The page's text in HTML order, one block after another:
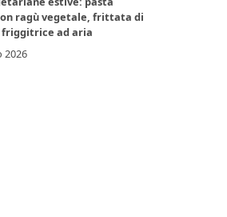
ragù vegetale, frittata di
friggitrice ad aria
2026